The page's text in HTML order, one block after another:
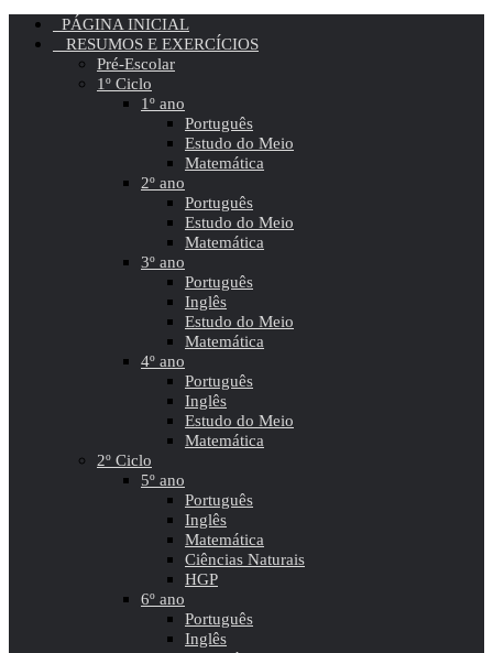
PÁGINA INICIAL
RESUMOS E EXERCÍCIOS
Pré-Escolar
1º Ciclo
1º ano
Português
Estudo do Meio
Matemática
2º ano
Português
Estudo do Meio
Matemática
3º ano
Português
Inglês
Estudo do Meio
Matemática
4º ano
Português
Inglês
Estudo do Meio
Matemática
2º Ciclo
5º ano
Português
Inglês
Matemática
Ciências Naturais
HGP
6º ano
Português
Inglês